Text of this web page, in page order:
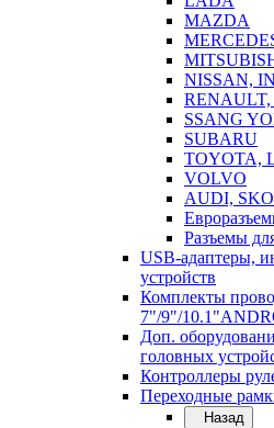
MAZDA
NISSAN,
SSANG
SUBARU
TOYOTA,
VOLVO
AUDI,
Разъемы
USB-адаптеры,
устройств
Комплекты
7"/9"/
Доп.
головных
Контроллеры
Переходные
Назад